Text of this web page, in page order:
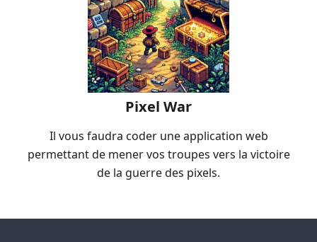
Pixel War
Il vous faudra coder une application web
permettant de mener vos troupes vers la victoire
de la guerre des pixels.